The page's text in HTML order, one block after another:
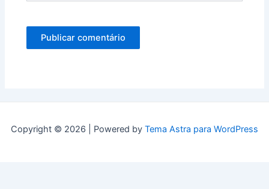
Copyright © 2026 | Powered by Tema Astra para WordPress